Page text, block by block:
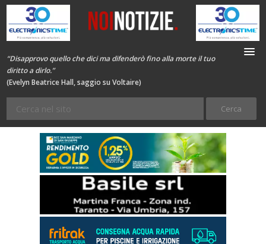
“Disapprovo quello che dici ma difenderò fino alla morte il tuo
diritto a dirlo.”
(Evelyn Beatrice Hall, saggio su Voltaire)